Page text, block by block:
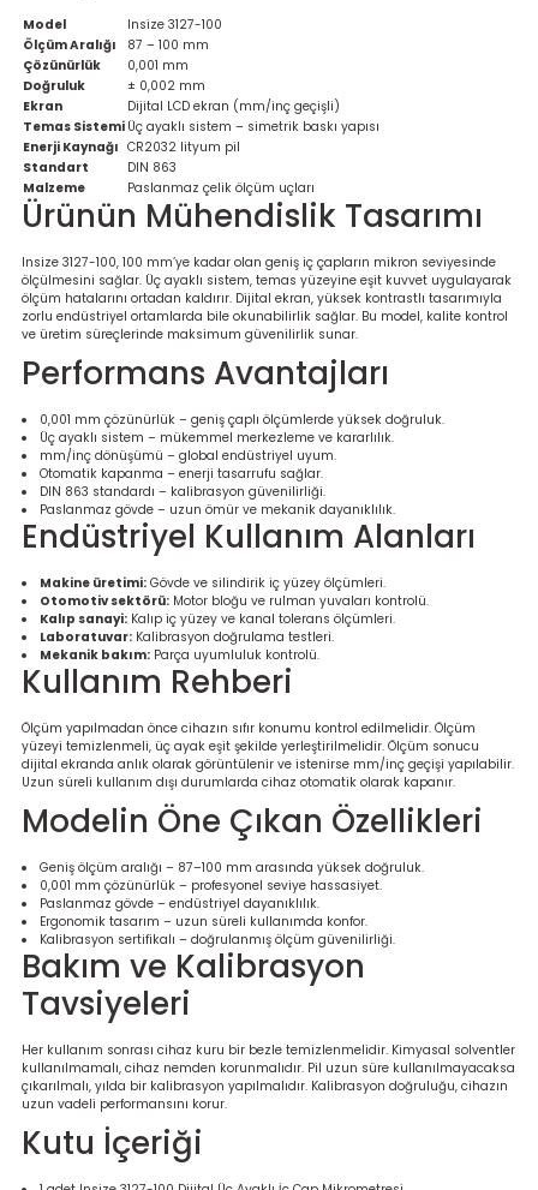
Cihazı
Cihazı
Cihazı
Ölçerler
Model
Insize 3127-100
Ölçüm Aralığı
87 – 100 mm
Çözünürlük
0,001 mm
Doğruluk
± 0,002 mm
Ekran
Dijital LCD ekran (mm/inç geçişli)
Temas Sistemi Üç ayaklı sistem – simetrik baskı yapısı
Enerji Kaynağı CR2032 lityum pil
Standart
DIN 863
Malzeme
Paslanmaz çelik ölçüm uçları
Ürünün Mühendislik Tasarımı
Insize 3127-100, 100 mm’ye kadar olan geniş iç çapların mikron seviyesinde
ölçülmesini sağlar. Üç ayaklı sistem, temas yüzeyine eşit kuvvet uygulayarak
ölçüm hatalarını ortadan kaldırır. Dijital ekran, yüksek kontrastlı tasarımıyla
zorlu endüstriyel ortamlarda bile okunabilirlik sağlar. Bu model, kalite kontrol
ve üretim süreçlerinde maksimum güvenilirlik sunar.
Performans Avantajları
0,001 mm çözünürlük – geniş çaplı ölçümlerde yüksek doğruluk.
Üç ayaklı sistem – mükemmel merkezleme ve kararlılık.
mm/inç dönüşümü – global endüstriyel uyum.
Otomatik kapanma – enerji tasarrufu sağlar.
DIN 863 standardı – kalibrasyon güvenilirliği.
Paslanmaz gövde – uzun ömür ve mekanik dayanıklılık.
Endüstriyel Kullanım Alanları
Makine üretimi: Gövde ve silindirik iç yüzey ölçümleri.
Otomotiv sektörü: Motor bloğu ve rulman yuvaları kontrolü.
Kalıp sanayi: Kalıp iç yüzey ve kanal tolerans ölçümleri.
Laboratuvar: Kalibrasyon doğrulama testleri.
Mekanik bakım: Parça uyumluluk kontrolü.
Kullanım Rehberi
Ölçüm yapılmadan önce cihazın sıfır konumu kontrol edilmelidir. Ölçüm
yüzeyi temizlenmeli, üç ayak eşit şekilde yerleştirilmelidir. Ölçüm sonucu
dijital ekranda anlık olarak görüntülenir ve istenirse mm/inç geçişi yapılabilir.
Uzun süreli kullanım dışı durumlarda cihaz otomatik olarak kapanır.
Modelin Öne Çıkan Özellikleri
Geniş ölçüm aralığı – 87–100 mm arasında yüksek doğruluk.
0,001 mm çözünürlük – profesyonel seviye hassasiyet.
Paslanmaz gövde – endüstriyel dayanıklılık.
Ergonomik tasarım – uzun süreli kullanımda konfor.
Kalibrasyon sertifikalı – doğrulanmış ölçüm güvenilirliği.
Bakım ve Kalibrasyon
Tavsiyeleri
Her kullanım sonrası cihaz kuru bir bezle temizlenmelidir. Kimyasal solventler
kullanılmamalı, cihaz nemden korunmalıdır. Pil uzun süre kullanılmayacaksa
çıkarılmalı, yılda bir kalibrasyon yapılmalıdır. Kalibrasyon doğruluğu, cihazın
uzun vadeli performansını korur.
Kutu İçeriği